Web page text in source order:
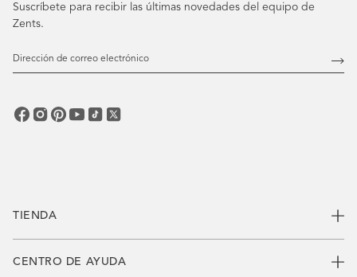
TIENDA
CENTRO DE AYUDA
Suscríbete para recibir las últimas novedades del equipo de
Zents.
Dirección